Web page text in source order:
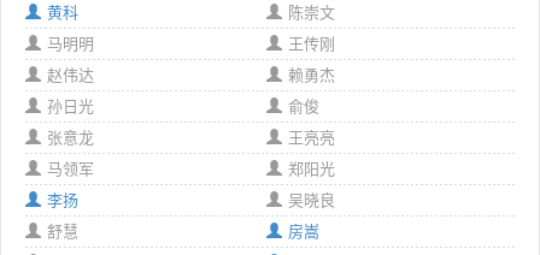
黄科
陈崇文
马明明
王传刚
赵伟达
赖勇杰
孙日光
俞俊
张意龙
王亮亮
马领军
郑阳光
李扬
吴晓良
舒慧
房嵩